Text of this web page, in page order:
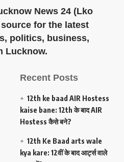
News 24 (Lko
for the latest
politics, business,
Lucknow.
Recent Posts
12th ke baad AIR Hostess
kaise bane: 12th के बाद AIR
Hostess कैसे बने?
12th Ke Baad arts wale
kya kare: 12वीं के बाद आर्ट्स वाले